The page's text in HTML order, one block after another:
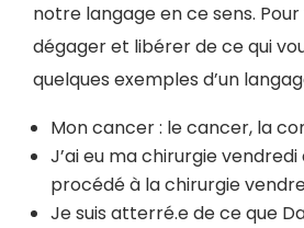
notre langage en ce sens.
dégager et libérer de ce qui
quelques exemples d’un
Mon cancer : le cancer, la
J’ai eu ma chirurgie
procédé à la chirurgie
Je suis atterré.e de ce que